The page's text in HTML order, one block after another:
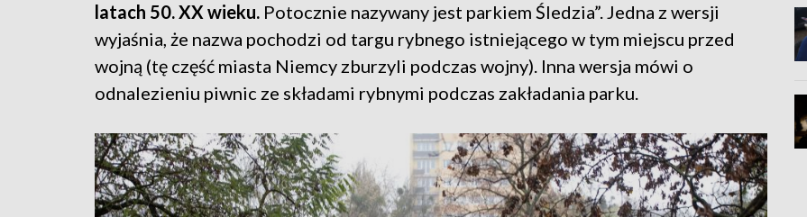
latach 50. XX wieku. Potocznie nazywany jest parkiem Śledzia”. Jedna z wersji
wyjaśnia, że nazwa pochodzi od targu rybnego istniejącego w tym miejscu przed
wojną (tę część miasta Niemcy zburzyli podczas wojny). Inna wersja mówi o
odnalezieniu piwnic ze składami rybnymi podczas zakładania parku.